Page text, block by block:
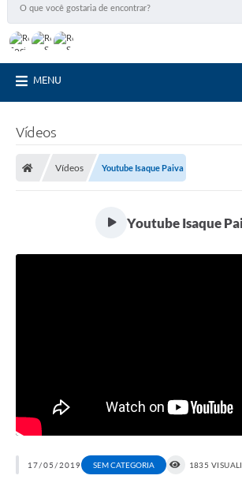
MENU
Vídeos
Vídeos Youtube Isaque Paiva
Youtube Isaque
17/05/2019 SEM CATEGORIA 1835